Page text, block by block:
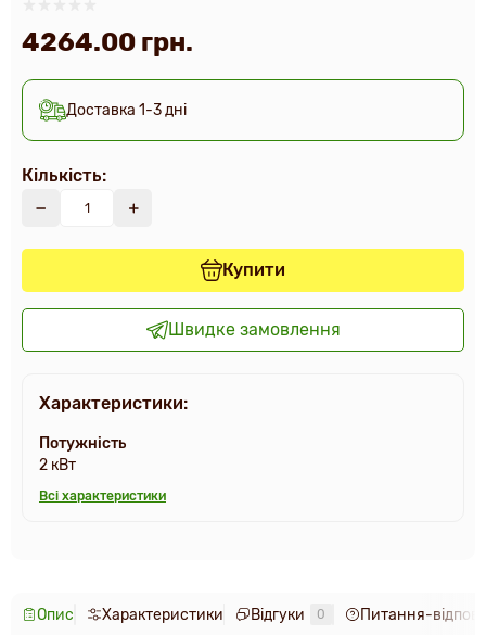
Доставка 1-3 дні
4264.00 грн.
Кількість:
Купити
Швидке замовлення
Характеристики:
Потужність
2 кВт
Всі характеристики
Опис Характеристики Відгуки 0 Питання-